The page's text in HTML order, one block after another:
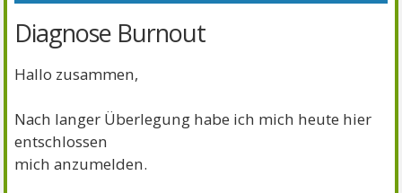
Diagnose Burnout
Hallo zusammen,
Nach langer Überlegung habe ich mich heute hier
entschlossen
mich anzumelden.